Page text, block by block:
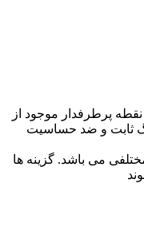
پرطرفدار موجود از
ثابت و ضد حساسیت
می باشد. گزینه ها